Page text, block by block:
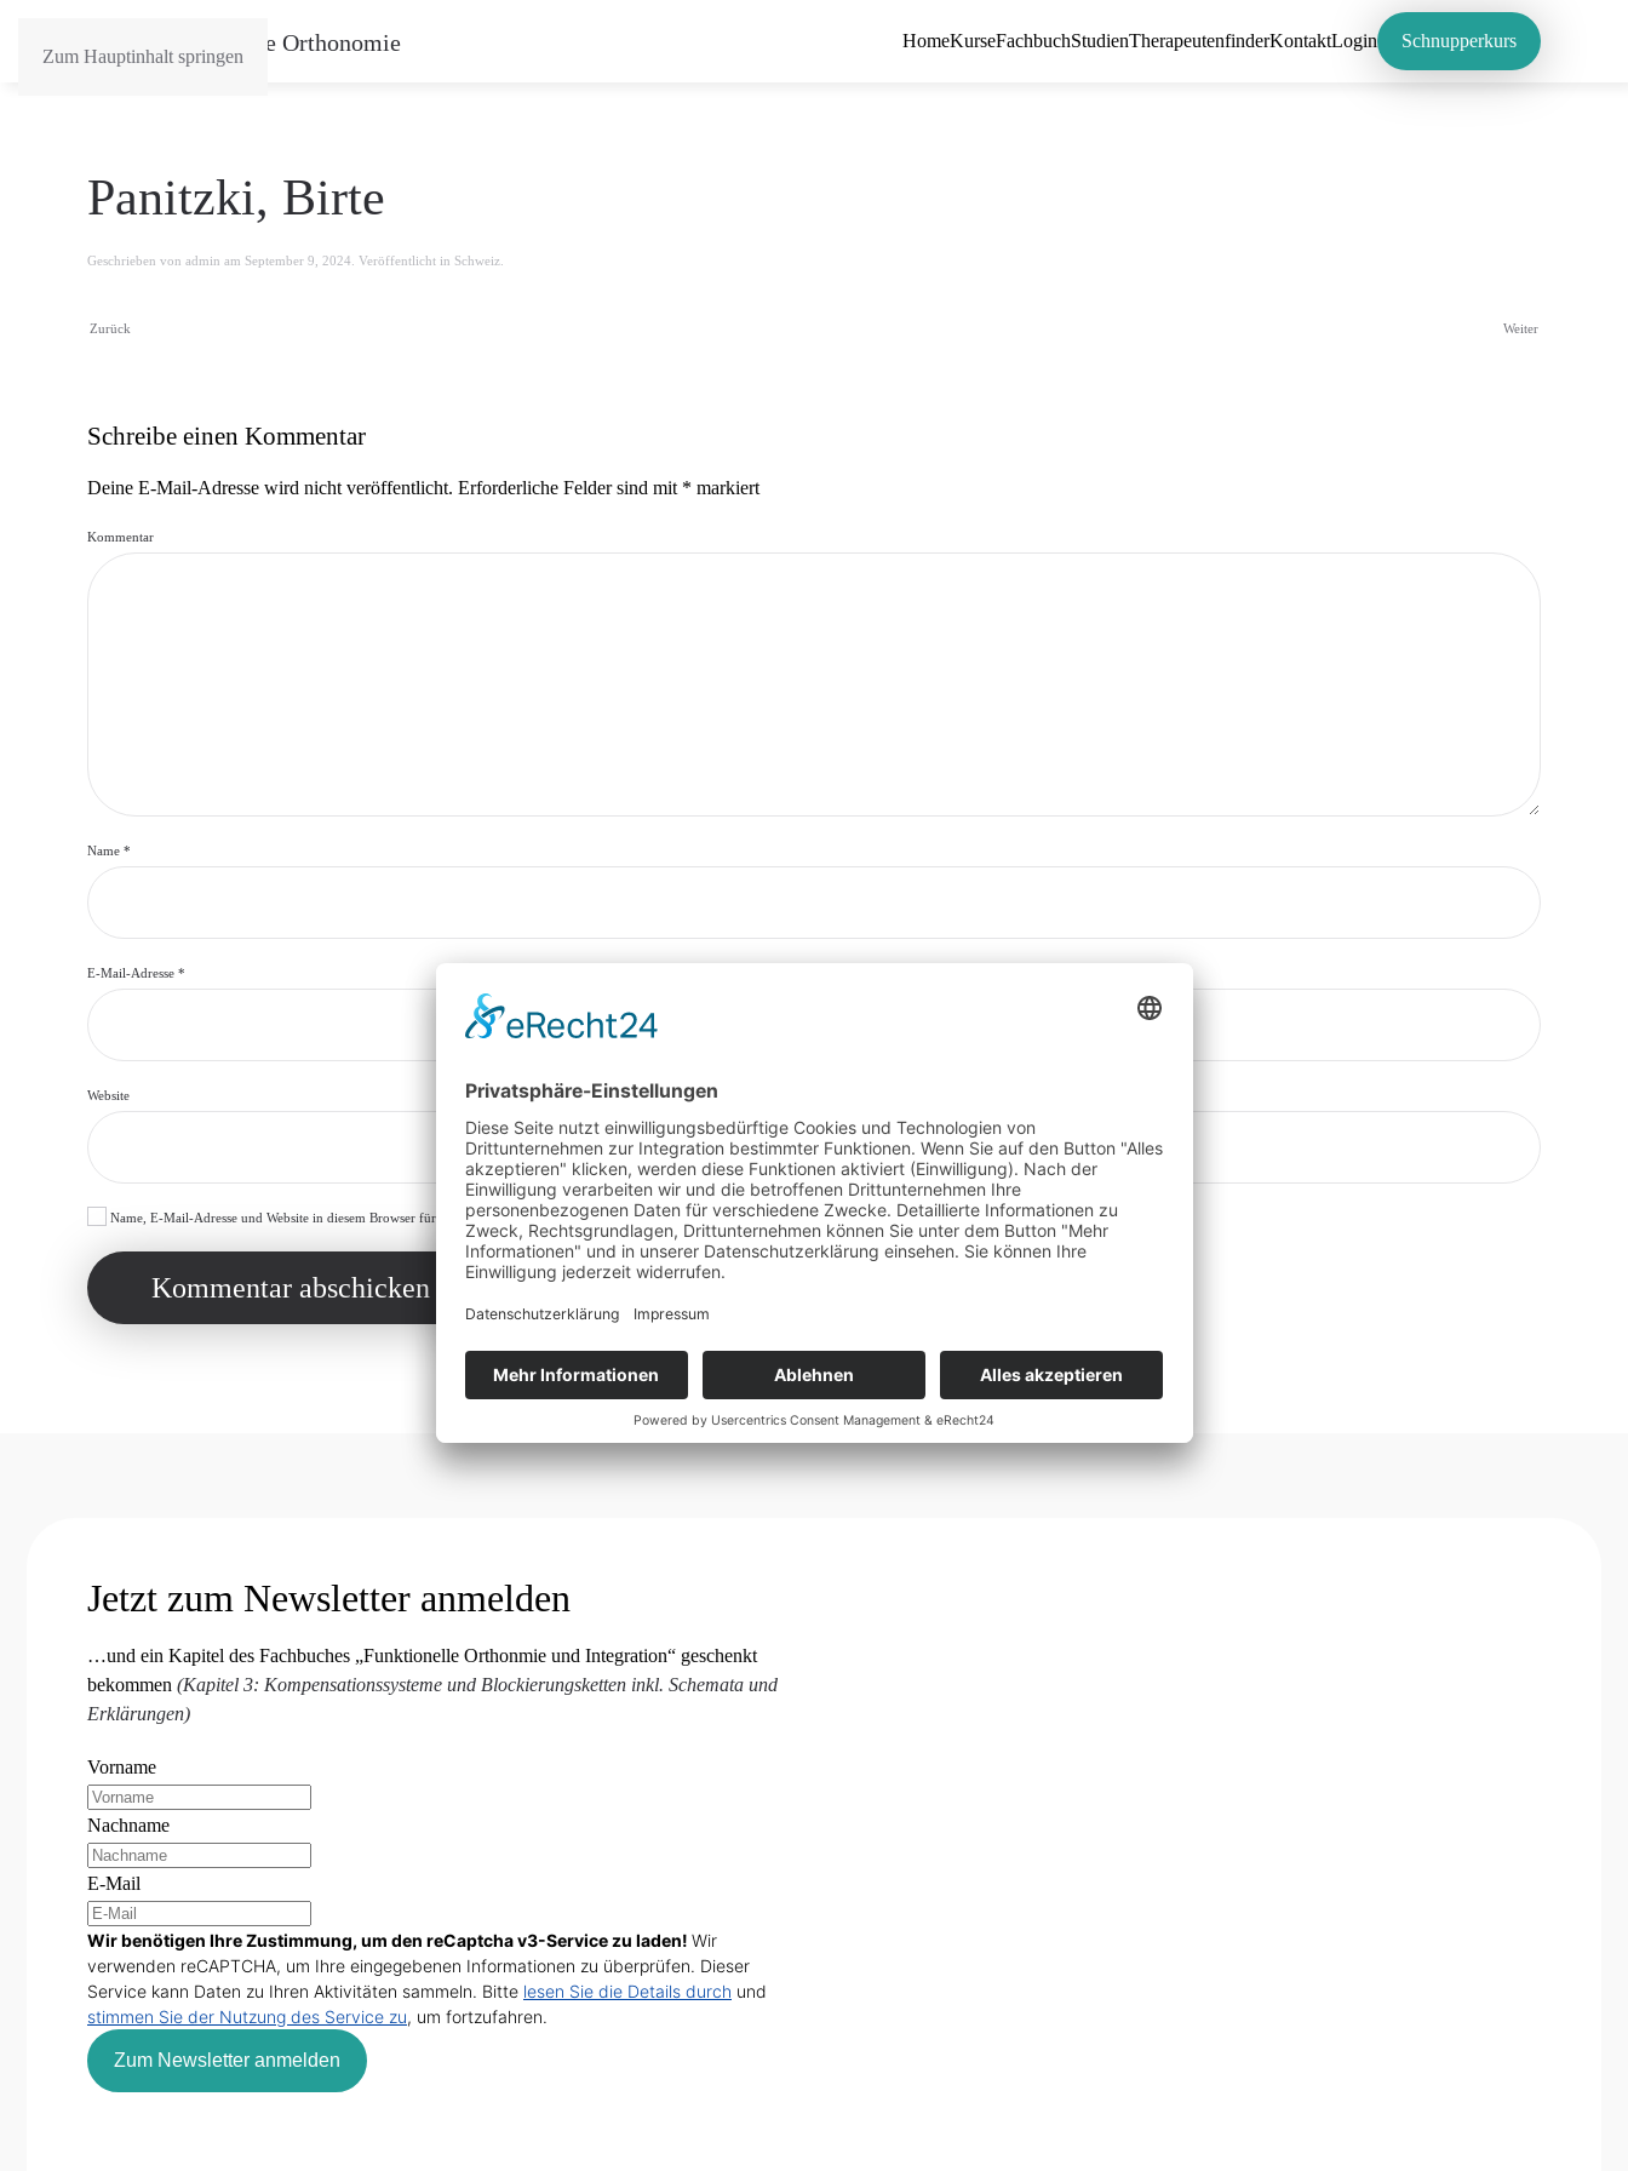
Zum Hauptinhalt springen
HomeKurseFachbuchStudienTherapeutenfinderKontaktLogin Schnupperkurs
Panitzki, Birte
Geschrieben von admin am September 9, 2024 . Veröffentlicht in Schweiz
Zurück Weiter
Schreibe einen Kommentar
Deine E-Mail-Adresse wird nicht veröffentlicht. Erforderliche Felder sind mit * markiert
Kommentar
Name *
E-Mail-Adresse *
Website
Name, E-Mail-Adresse und Website in diesem Browser für meinen nächsten Kommentar speichern.
Kommentar abschicken
Jetzt zum Newsletter anmelden
…und ein Kapitel des Fachbuches „Funktionelle Orthonmie und Integration“ geschenkt
bekommen (Kapitel 3: Kompensationssysteme und Blockierungsketten inkl. Schemata und
Erklärungen)
Vorname
Nachname
E-Mail
Wir benötigen Ihre Zustimmung, um den reCaptcha v3-Service zu laden! Wir
verwenden reCAPTCHA, um Ihre eingegebenen Informationen zu überprüfen. Dieser
Service kann Daten zu Ihren Aktivitäten sammeln. Bitte lesen Sie die Details durch und
stimmen Sie der Nutzung des Service zu, um fortzufahren.
Zum Newsletter anmelden